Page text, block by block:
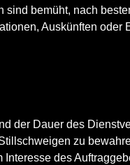
bemüht, nach
Auskünften
der Dauer des
zu
des